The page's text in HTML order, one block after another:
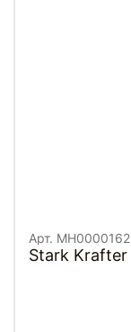
Арт.
Stark